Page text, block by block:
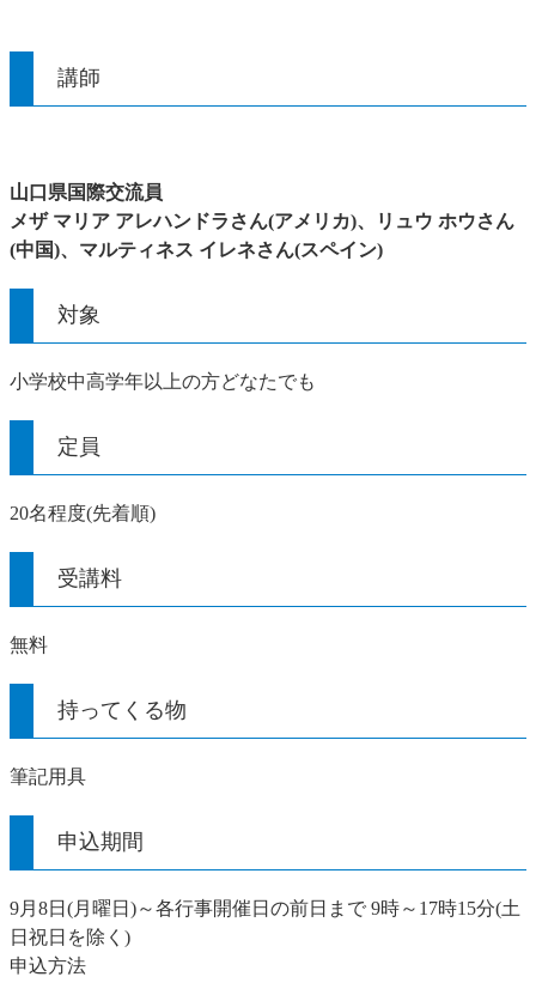
講師
山口県国際交流員
メザ マリア アレハンドラさん(アメリカ)、リュウ ホウさん
(中国)、マルティネス イレネさん(スペイン)
対象
小学校中高学年以上の方どなたでも
定員
20名程度(先着順)
受講料
無料
持ってくる物
筆記用具
申込期間
9月8日(月曜日)～各行事開催日の前日まで 9時～17時15分(土
日祝日を除く)​
申込方法